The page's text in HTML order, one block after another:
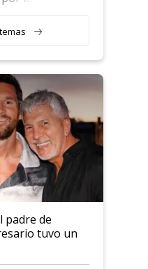
padre de
tuvo un